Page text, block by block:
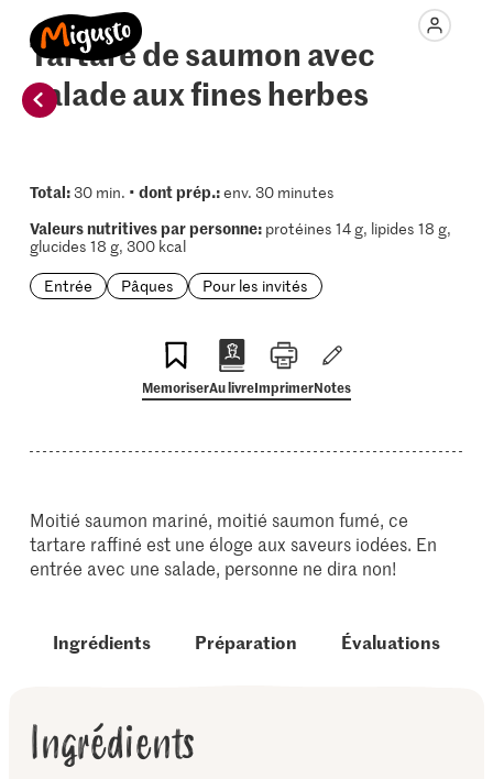
Tartare de saumon avec
salade aux fines herbes
Total:30 min. • dont prép.:env. 30 minutes
Valeurs nutritives par personne:protéines 14 g, lipides 18 g,
glucides 18 g, 300 kcal
Entrée
Pâques Pour les invités
MemoriserAu livreImprimerNotes
Moitié saumon mariné, moitié saumon fumé, ce
tartare raffiné est une éloge aux saveurs iodées. En
entrée avec une salade, personne ne dira non!
Ingrédients Préparation Évaluations
Ingrédients